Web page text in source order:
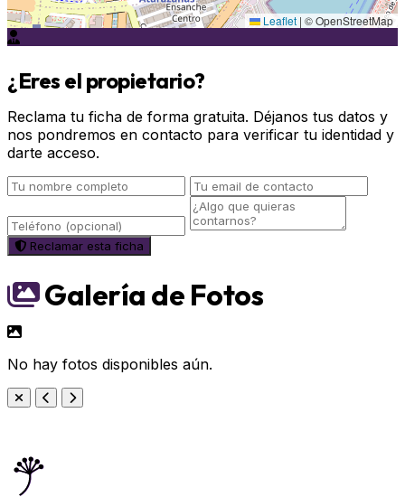
Leaflet | © OpenStreetMap
¿Eres el propietario?
Reclama tu ficha de forma gratuita. Déjanos tus datos y
nos pondremos en contacto para verificar tu identidad y
darte acceso.
Reclamar esta ficha
Galería de Fotos
No hay fotos disponibles aún.